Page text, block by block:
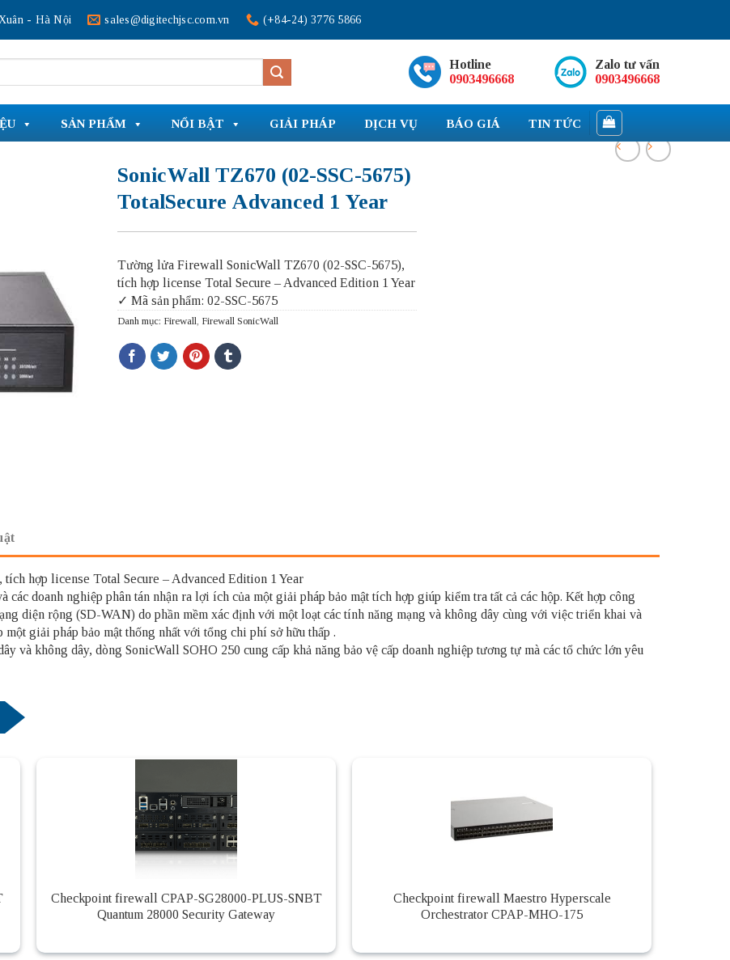
- Hà Nội sales@digitechjsc.com.vn (+84-24) 3776 5866
Hotline
0903496668
Zalo tư vấn
0903496668
SẢN PHẨM NỔI BẬT GIẢI PHÁP DỊCH VỤ BÁO GIÁ TIN TỨC
SonicWall TZ670 (02-SSC-5675)
TotalSecure Advanced 1 Year
Tường lửa Firewall SonicWall TZ670 (02-SSC-5675),
tích hợp license Total Secure – Advanced Edition 1 Year
✓ Mã sản phẩm: 02-SSC-5675
Danh mục: Firewall, Firewall SonicWall
tích hợp license Total Secure – Advanced Edition 1 Year
doanh nghiệp phân tán nhận ra lợi ích của một giải pháp bảo mật tích hợp giúp kiểm tra tất cả các hộp. Kết hợp công
diện rộng (SD-WAN) do phần mềm xác định với một loạt các tính năng mạng và không dây cùng với việc triển khai và
giải pháp bảo mật thống nhất với tổng chi phí sở hữu thấp .
và không dây, dòng SonicWall SOHO 250 cung cấp khả năng bảo vệ cấp doanh nghiệp tương tự mà các tổ chức lớn yêu
Checkpoint firewall CPAP-SG28000-PLUS-SNBT
Quantum 28000 Security Gateway
Checkpoint firewall Maestro Hyperscale
Orchestrator CPAP-MHO-175